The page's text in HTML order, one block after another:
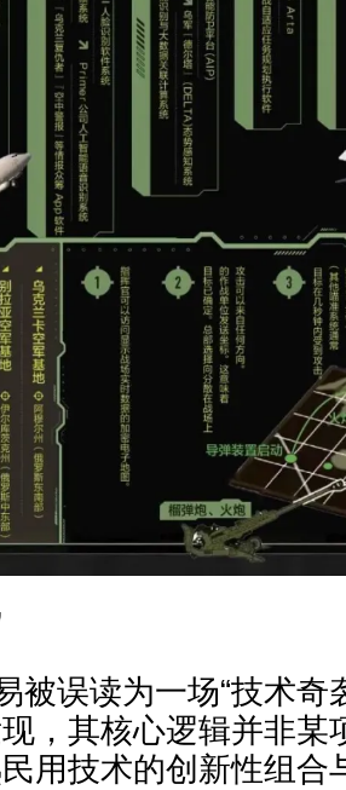
被误读为一场“技术奇
，其核心逻辑并非某
用技术的创新性组合